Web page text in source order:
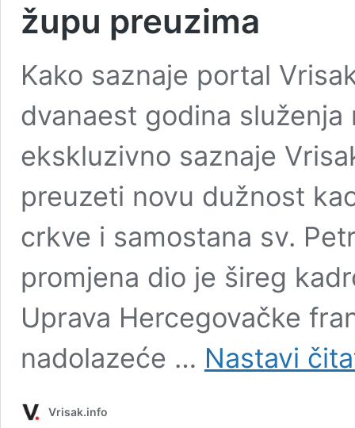
župu preuzima
Kako saznaje portal
dvanaest godina
ekskluzivno saznaje
preuzeti novu dužnost
crkve i samostana sv.
promjena dio je šireg
Uprava Hercegovačke
nadolazeće … Nastavi
Vrisak.info